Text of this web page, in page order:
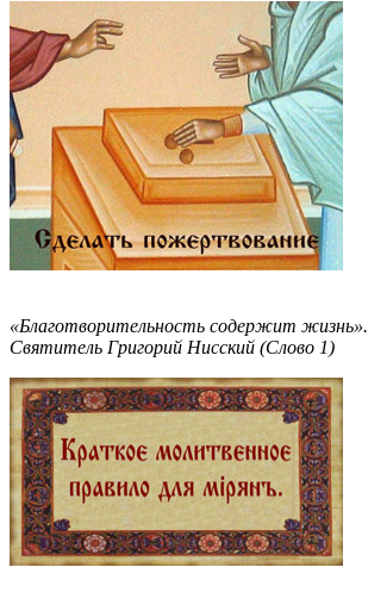
«Благотворительность содержит жизнь».
Святитель Григорий Нисский (Слово 1)